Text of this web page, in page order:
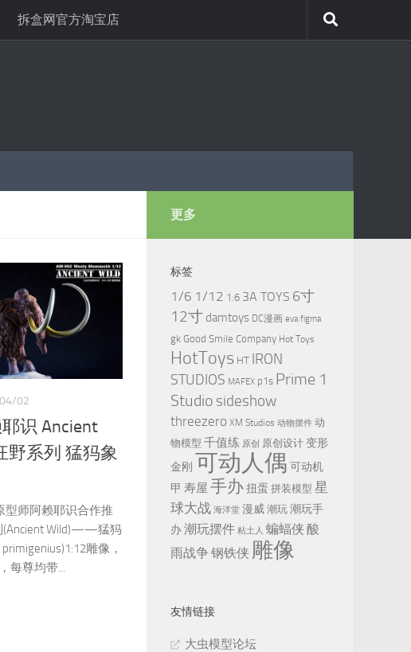
拆盒网官方淘宝店
02
耶识 Ancient
野系列 猛犸象
型师阿赖耶识合作推
(Ancient Wild)——猛犸
雕像，
每尊均带...
更多
标签
1/6 1/12 1:6 3A TOYS 6寸
12寸 damtoys DC漫画 eva figma
gk Good Smile Company Hot Toys
HotToys HT IRON
STUDIOS MAFEX p1s Prime 1
Studio sideshow
threezero XM Studios 动物摆件 动
物模型 千值练 原创 原创设计 变形
金刚 可动人偶 可动机
甲 寿屋 手办扭蛋 拼装模型 星
球大战 海洋堂 漫威 潮玩 潮玩手
办潮玩摆件 粘土人 蝙蝠侠酸
雨战争钢铁侠 雕像
友情链接
大虫模型论坛